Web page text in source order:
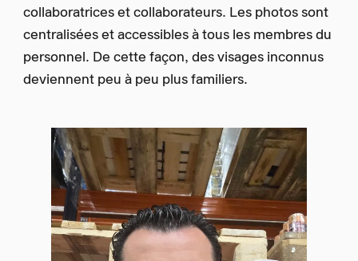
collaboratrices et collaborateurs. Les photos sont
centralisées et accessibles à tous les membres du
personnel. De cette façon, des visages inconnus
deviennent peu à peu plus familiers.